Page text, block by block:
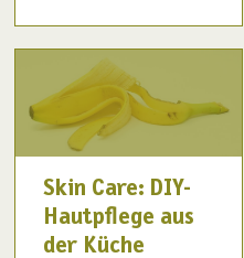
Skin Care: DIY-
Hautpflege aus
der Küche